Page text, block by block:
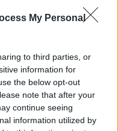
My Personal
to third parties, or
information for
the below opt-out
note that after your
continue seeing
information utilized by
– två
två